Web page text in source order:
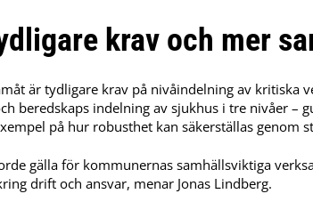
krav och mer
är tydligare krav på nivåindelning av kritiska
beredskaps indelning av sjukhus i tre nivåer –
på hur robusthet kan säkerställas genom
gälla för kommunernas samhällsviktiga
drift och ansvar, menar Jonas Lindberg.